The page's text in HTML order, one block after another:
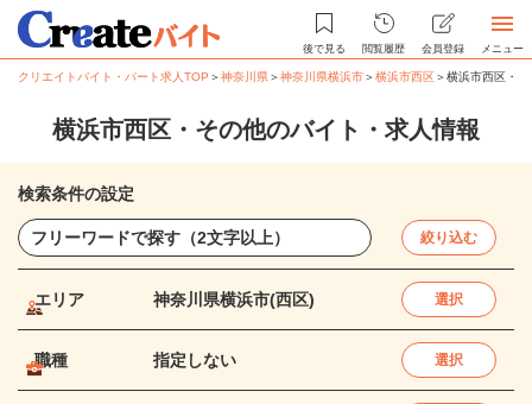
後で見る 閲覧履歴 会員登録 メニュー
クリエイトバイト・パート求人TOP ＞神奈川県＞神奈川県横浜市＞横浜市西区＞横浜市西区・
横浜市西区・その他のバイト・求人情報
検索条件の設定
絞り込む
エリア 神奈川県横浜市(西区) 選択
職種 指定しない 選択